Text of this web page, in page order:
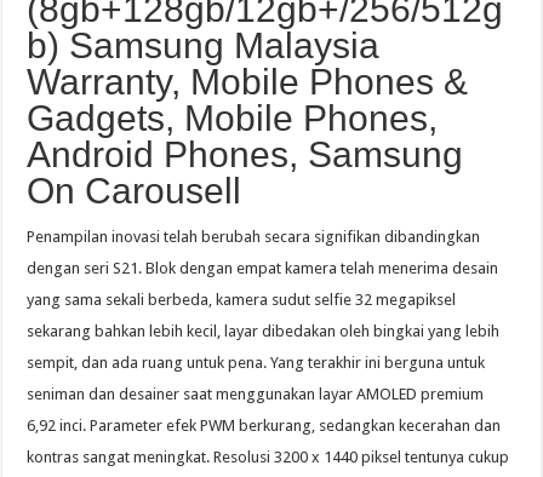
(8gb+128gb/12gb+/256/512g
b) Samsung Malaysia
Warranty, Mobile Phones &
Gadgets, Mobile Phones,
Android Phones, Samsung
On Carousell
Penampilan inovasi telah berubah secara signifikan dibandingkan
dengan seri S21. Blok dengan empat kamera telah menerima desain
yang sama sekali berbeda, kamera sudut selfie 32 megapiksel
sekarang bahkan lebih kecil, layar dibedakan oleh bingkai yang lebih
sempit, dan ada ruang untuk pena. Yang terakhir ini berguna untuk
seniman dan desainer saat menggunakan layar AMOLED premium
6,92 inci. Parameter efek PWM berkurang, sedangkan kecerahan dan
kontras sangat meningkat. Resolusi 3200 x 1440 piksel tentunya cukup